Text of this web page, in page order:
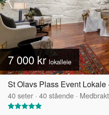
7 000 krlokalleie
St Olavs Plass Event
40seter · 40stående ·